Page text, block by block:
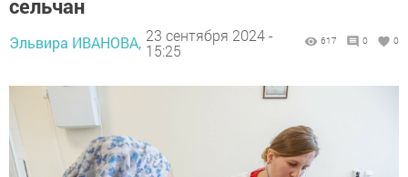
сельчан
Эльвира ИВАНОВА, 23 сентября 2024 -
15:25
617 0 0